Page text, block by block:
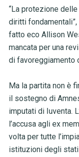
“La protezione
diritti fondamentali”,
fatto eco Allison
mancata per una
di favoreggiamento
Ma la partita non è
il sostegno di
imputati di Iuventa.
l’accusa agli ex
volta per tutte
istituzioni degli